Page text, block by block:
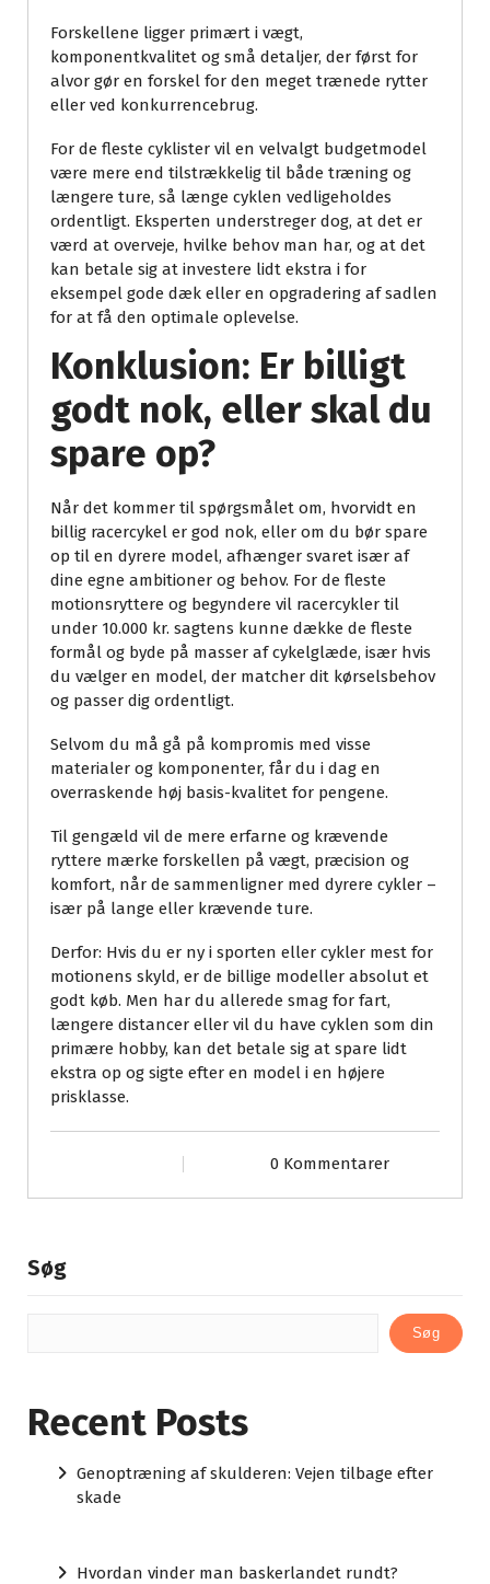
Forskellene ligger primært i vægt,
komponentkvalitet og små detaljer, der først for
alvor gør en forskel for den meget trænede rytter
eller ved konkurrencebrug.
For de fleste cyklister vil en velvalgt budgetmodel
være mere end tilstrækkelig til både træning og
længere ture, så længe cyklen vedligeholdes
ordentligt. Eksperten understreger dog, at det er
værd at overveje, hvilke behov man har, og at det
kan betale sig at investere lidt ekstra i for
eksempel gode dæk eller en opgradering af sadlen
for at få den optimale oplevelse.
Konklusion: Er billigt
godt nok, eller skal du
spare op?
Når det kommer til spørgsmålet om, hvorvidt en
billig racercykel er god nok, eller om du bør spare
op til en dyrere model, afhænger svaret især af
dine egne ambitioner og behov. For de fleste
motionsryttere og begyndere vil racercykler til
under 10.000 kr. sagtens kunne dække de fleste
formål og byde på masser af cykelglæde, især hvis
du vælger en model, der matcher dit kørselsbehov
og passer dig ordentligt.
Selvom du må gå på kompromis med visse
materialer og komponenter, får du i dag en
overraskende høj basis-kvalitet for pengene.
Til gengæld vil de mere erfarne og krævende
ryttere mærke forskellen på vægt, præcision og
komfort, når de sammenligner med dyrere cykler –
især på lange eller krævende ture.
Derfor: Hvis du er ny i sporten eller cykler mest for
motionens skyld, er de billige modeller absolut et
godt køb. Men har du allerede smag for fart,
længere distancer eller vil du have cyklen som din
primære hobby, kan det betale sig at spare lidt
ekstra op og sigte efter en model i en højere
prisklasse.
0 Kommentarer
Søg
Søg
Recent Posts
Genoptræning af skulderen: Vejen tilbage efter
skade
Hvordan vinder man baskerlandet rundt?